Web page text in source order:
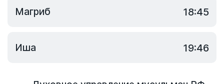
Магриб 18:45
Иша 19:46